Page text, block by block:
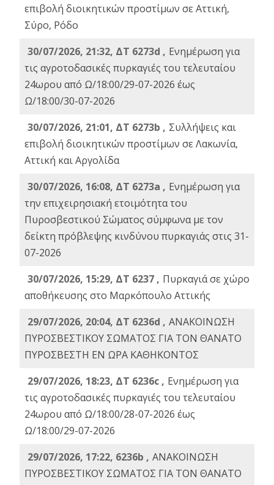
επιβολή διοικητικών προστίμων σε Αττική,
Σύρο, Ρόδο
30/07/2026, 21:32, ΔΤ 6273d , Ενημέρωση για
τις αγροτοδασικές πυρκαγιές του τελευταίου
24ωρου από Ω/18:00/29-07-2026 έως
Ω/18:00/30-07-2026
30/07/2026, 21:01, ΔΤ 6273b , Συλλήψεις και
επιβολή διοικητικών προστίμων σε Λακωνία,
Αττική και Αργολίδα
30/07/2026, 16:08, ΔΤ 6273a , Ενημέρωση για
την επιχειρησιακή ετοιμότητα του
Πυροσβεστικού Σώματος σύμφωνα με τον
δείκτη πρόβλεψης κινδύνου πυρκαγιάς στις 31-
07-2026
30/07/2026, 15:29, ΔΤ 6237 , Πυρκαγιά σε χώρο
αποθήκευσης στο Μαρκόπουλο Αττικής
29/07/2026, 20:04, ΔΤ 6236d , ΑΝΑΚΟΙΝΩΣΗ
ΠΥΡΟΣΒΕΣΤΙΚΟΥ ΣΩΜΑΤΟΣ ΓΙΑ ΤΟΝ ΘΑΝΑΤΟ
ΠΥΡΟΣΒΕΣΤΗ ΕΝ ΩΡΑ ΚΑΘΗΚΟΝΤΟΣ
29/07/2026, 18:23, ΔΤ 6236c , Ενημέρωση για
τις αγροτοδασικές πυρκαγιές του τελευταίου
24ωρου από Ω/18:00/28-07-2026 έως
Ω/18:00/29-07-2026
29/07/2026, 17:22, 6236b , ΑΝΑΚΟΙΝΩΣΗ
ΠΥΡΟΣΒΕΣΤΙΚΟΥ ΣΩΜΑΤΟΣ ΓΙΑ ΤΟΝ ΘΑΝΑΤΟ